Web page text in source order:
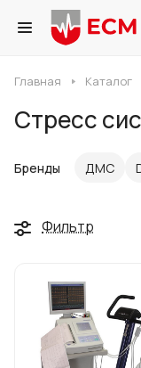
Главная Каталог
Стресс
Бренды ДМС
Фильтр